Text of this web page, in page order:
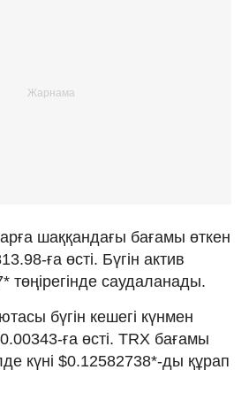
шаққандағы бағамы өткен
ға өсті. Бүгін актив
төңірегінде саудаланады.
бүгін кешегі күнмен
ға өсті. TRX бағамы
күні $0.12582738*-ды құрап